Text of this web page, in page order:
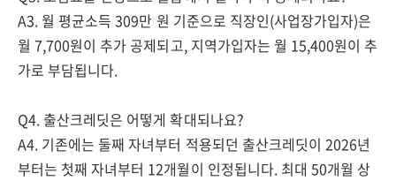
A3. 월 평균소득 309만 원 기준으로 직장인(사업장가입자)은
월 7,700원이 추가 공제되고, 지역가입자는 월 15,400원이 추
가로 부담됩니다.
Q4. 출산크레딧은 어떻게 확대되나요?
A4. 기존에는 둘째 자녀부터 적용되던 출산크레딧이 2026년
부터는 첫째 자녀부터 12개월이 인정됩니다. 최대 50개월 상